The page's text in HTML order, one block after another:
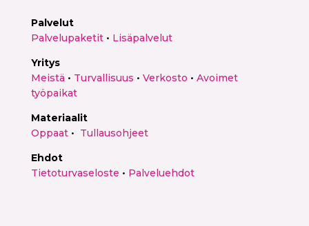
Palvelut
Palvelupaketit• Lisäpalvelut
Yritys
Meistä • Turvallisuus • Verkosto • Avoimet
työpaikat
Materiaalit
Oppaat• Tullausohjeet
Ehdot
Tietoturvaseloste • Palveluehdot